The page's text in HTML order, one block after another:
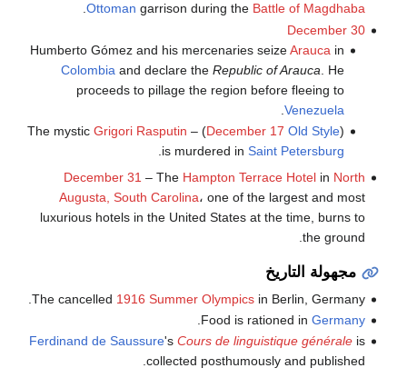
Ottoman garrison during the Battle of Magdhaba
December 30
Humberto Gómez and his mercenaries seizeArauca in
Colombia and declare theRepublic of Arauca . He
proceeds to pillage the region before fleeing to
Venezuela
.
(
December 17 Old Style
) – The mystic
Grigori Rasputin
is murdered inSaint Petersburg
December 31 – The Hampton Terrace Hotelin North
Augusta, South Carolina، one of the largest and most
luxurious hotels in the United States at the time, burns to
the ground.
مجهولة التاريخ
The cancelled 1916 Summer Olympicsin Berlin, Germany.
Food is rationed in Germany
Ferdinand de Saussure's Cours de linguistique généraleis
collected posthumously and published.